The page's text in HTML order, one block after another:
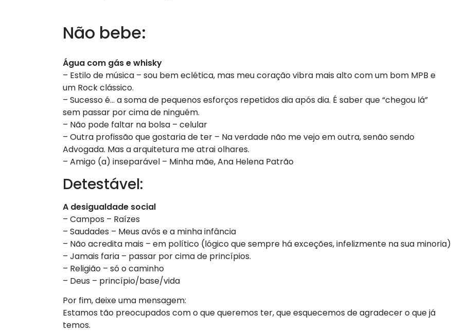
Não bebe:
Água com gás e whisky
– Estilo de música – sou bem eclética, mas meu coração vibra mais alto com um bom MPB e
um Rock clássico.
– Sucesso é… a soma de pequenos esforços repetidos dia após dia. É saber que “chegou lá”
sem passar por cima de ninguém.
– Não pode faltar na bolsa – celular
– Outra profissão que gostaria de ter – Na verdade não me vejo em outra, senão sendo
Advogada. Mas a arquitetura me atrai olhares.
– Amigo (a) inseparável – Minha mãe, Ana Helena Patrão
Detestável:
A desigualdade social
– Campos – Raízes
– Saudades – Meus avós e a minha infância
– Não acredita mais – em político (lógico que sempre há exceções, infelizmente na sua minoria)
– Jamais faria – passar por cima de princípios.
– Religião – só o caminho
– Deus – princípio/base/vida
Por fim, deixe uma mensagem:
Estamos tão preocupados com o que queremos ter, que esquecemos de agradecer o que já
temos.